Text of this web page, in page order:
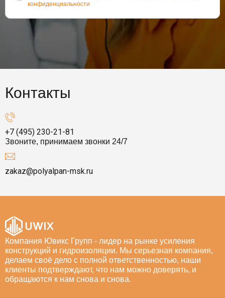
конфиденциальности
Контакты
+7 (495) 230-21-81
Звоните, принимаем звонки 24/7
zakaz@polyalpan-msk.ru
Компания Ювикс Групп - лидер на рынке усиления
конструкций и гидроизоляции. Мы серьезная компания,
делаем своё дело с полной ответственностью, наши
клиенты подтверждают, что нам можно доверять, и
обращаются к нам снова и снова.